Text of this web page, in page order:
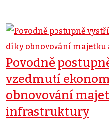
Povodně
vzedmutí
obnovování
infrastruktury